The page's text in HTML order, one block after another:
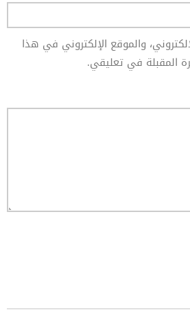
والموقع الإلكتروني في هذا
المقبلة في تعليقي.